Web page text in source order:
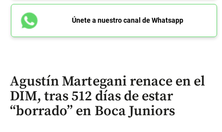
Únete a nuestro canal de Whatsapp
Agustín Martegani renace en el
DIM, tras 512 días de estar
“borrado” en Boca Juniors